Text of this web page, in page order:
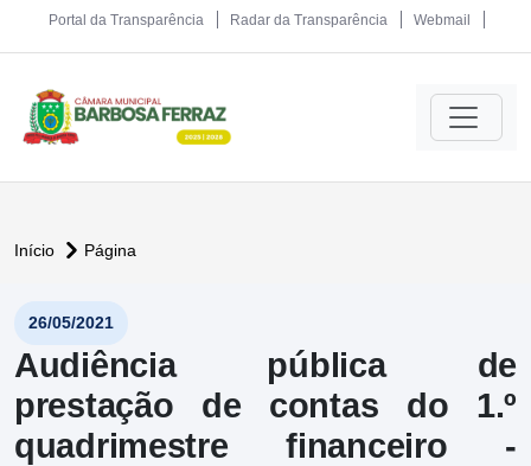
Portal da Transparência Radar da Transparência Webmail
Início Página
26/05/2021
Audiência pública de
prestação de contas do 1.º
quadrimestre financeiro -